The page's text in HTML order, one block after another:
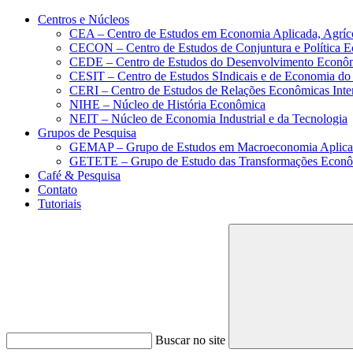
Conteúdo principal Menu principal
Centros e Núcleos
CEA – Centro de Estudos em Economia Aplicada,
CECON – Centro de Estudos de Conjuntura e Política
CEDE – Centro de Estudos do Desenvolvimento
CESIT – Centro de Estudos SIndicais e de Economia
CERI – Centro de Estudos de Relações Econômicas
NIHE – Núcleo de História Econômica
NEIT – Núcleo de Economia Industrial e da Tecnologia
Grupos de Pesquisa
GEMAP – Grupo de Estudos em Macroeconomia
GETETE – Grupo de Estudo das Transformações
Café & Pesquisa
Contato
Tutoriais
Buscar no site